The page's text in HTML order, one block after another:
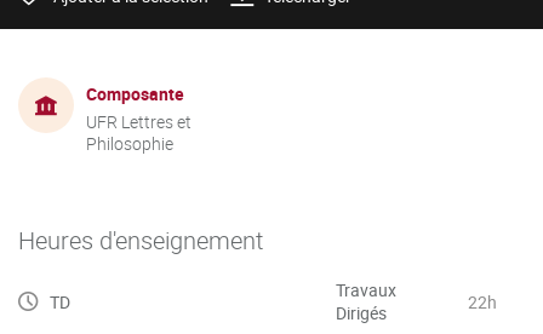
Composante
UFR Lettres et
Philosophie
Heures d'enseignement
TD
Travaux
Dirigés
22h